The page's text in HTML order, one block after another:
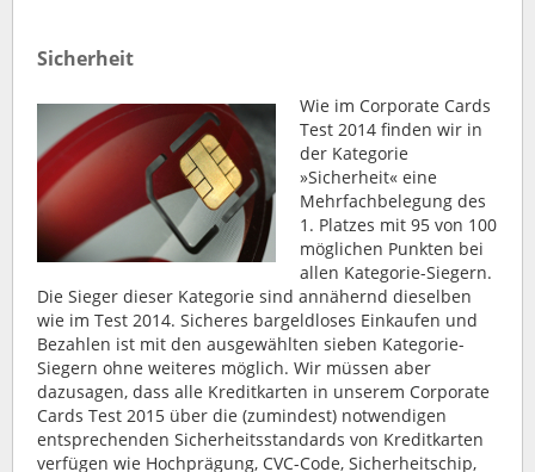
Sicherheit
Wie im Corporate Cards
Test 2014 finden wir in
der Kategorie
»Sicherheit« eine
Mehrfachbelegung des
1. Platzes mit 95 von 100
möglichen Punkten bei
allen Kategorie-Siegern.
Die Sieger dieser Kategorie sind annähernd dieselben
wie im Test 2014. Sicheres bargeldloses Einkaufen und
Bezahlen ist mit den ausgewählten sieben Kategorie-
Siegern ohne weiteres möglich. Wir müssen aber
dazusagen, dass alle Kreditkarten in unserem Corporate
Cards Test 2015 über die (zumindest) notwendigen
entsprechenden Sicherheitsstandards von Kreditkarten
verfügen wie Hochprägung, CVC-Code, Sicherheitschip,